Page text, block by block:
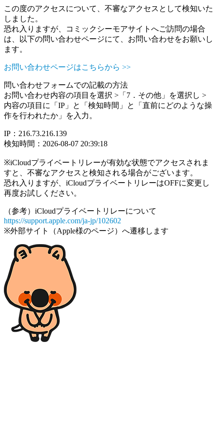
この度のアクセスについて、不審なアクセスとして検知いた
しました。
恐れ入りますが、コミックシーモアサイトへご訪問の場合
は、以下の問い合わせページにて、お問い合わせをお願いし
ます。
お問い合わせページはこちらから >>
問い合わせフォームでの記載の方法
お問い合わせ内容の項目を選択 >「7．その他」を選択し >
内容の項目に「IP」と「検知時間」と「直前にどのような操
作を行われたか」を入力。
IP：216.73.216.139
検知時間：2026-08-07 20:39:18
※iCloudプライベートリレーが有効な状態でアクセスされま
すと、不審なアクセスと検知される場合がございます。
恐れ入りますが、iCloudプライベートリレーはOFFに変更し
再度お試しください。
（参考）iCloudプライベートリレーについて
https://support.apple.com/ja-jp/102602
※外部サイト（Apple様のページ）へ遷移します